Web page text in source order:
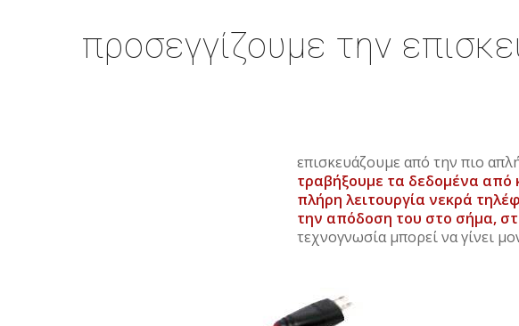
προσεγγίζουμε την
επισκευάζουμε από την πιο
τραβήξουμε τα δεδομένα
πλήρη λειτουργία νεκρά
την απόδοση του στο σήμα,
τεχνογνωσία μπορεί να γίνει